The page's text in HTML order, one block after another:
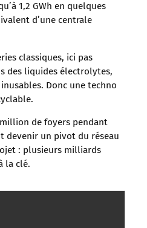
1,2 GWh en quelques
d’une centrale
classiques, ici pas
des liquides électrolytes,
Donc une techno
de foyers pendant
devenir un pivot du réseau
: plusieurs milliards
la clé.